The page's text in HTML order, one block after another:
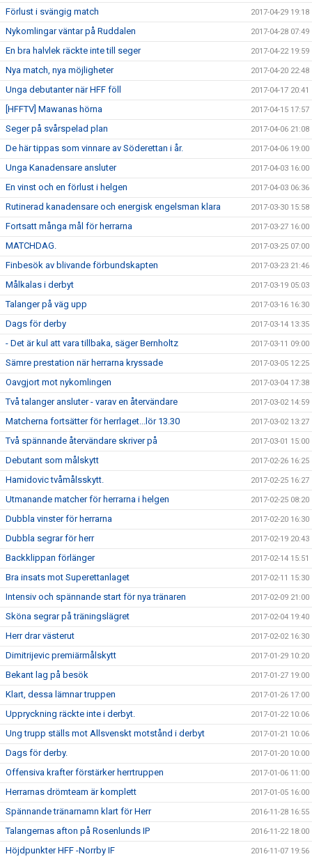
Förlust i svängig match 2017-04-29 19:18
Nykomlingar väntar på Ruddalen 2017-04-28 07:49
En bra halvlek räckte inte till seger 2017-04-22 19:59
Nya match, nya möjligheter 2017-04-20 22:48
Unga debutanter när HFF föll 2017-04-17 20:41
[HFFTV] Mawanas hörna 2017-04-15 17:57
Seger på svårspelad plan 2017-04-06 21:08
De här tippas som vinnare av Söderettan i år. 2017-04-06 19:00
Unga Kanadensare ansluter 2017-04-03 16:00
En vinst och en förlust i helgen 2017-04-03 06:36
Rutinerad kanadensare och energisk engelsman klara 2017-03-30 15:58
Fortsatt många mål för herrarna 2017-03-27 16:00
MATCHDAG. 2017-03-25 07:00
Finbesök av blivande förbundskapten 2017-03-23 21:46
Målkalas i derbyt 2017-03-19 05:03
Talanger på väg upp 2017-03-16 16:30
Dags för derby 2017-03-14 13:35
- Det är kul att vara tillbaka, säger Bernholtz 2017-03-11 09:00
Sämre prestation när herrarna kryssade 2017-03-05 12:25
Oavgjort mot nykomlingen 2017-03-04 17:38
Två talanger ansluter - varav en återvändare 2017-03-02 14:59
Matcherna fortsätter för herrlaget...lör 13.30 2017-03-02 13:27
Två spännande återvändare skriver på 2017-03-01 15:00
Debutant som målskytt 2017-02-26 16:25
Hamidovic tvåmålsskytt. 2017-02-25 16:27
Utmanande matcher för herrarna i helgen 2017-02-25 08:20
Dubbla vinster för herrarna 2017-02-20 16:30
Dubbla segrar för herr 2017-02-19 20:43
Backklippan förlänger 2017-02-14 15:51
Bra insats mot Superettanlaget 2017-02-11 15:30
Intensiv och spännande start för nya tränaren 2017-02-09 21:00
Sköna segrar på träningslägret 2017-02-04 19:40
Herr drar västerut 2017-02-02 16:30
Dimitrijevic premiärmålskytt 2017-01-29 10:20
Bekant lag på besök 2017-01-27 19:00
Klart, dessa lämnar truppen 2017-01-26 17:00
Uppryckning räckte inte i derbyt. 2017-01-22 10:06
Ung trupp ställs mot Allsvenskt motstånd i derbyt 2017-01-21 10:06
Dags för derby. 2017-01-20 10:00
Offensiva krafter förstärker herrtruppen 2017-01-06 11:00
Herrarnas drömteam är komplett 2017-01-05 16:00
Spännande tränarnamn klart för Herr 2016-11-28 16:55
Talangernas afton på Rosenlunds IP 2016-11-22 18:00
Höjdpunkter HFF -Norrby IF 2016-11-07 19:56